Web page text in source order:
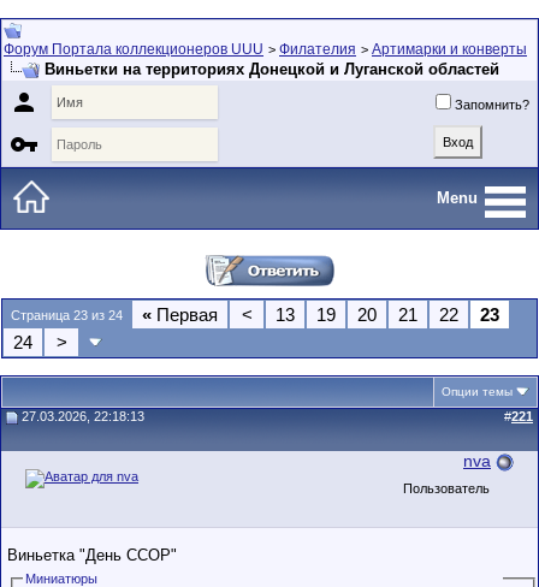
Форум Портала коллекционеров UUU > Филателия > Артимарки и конверты
Виньетки на территориях Донецкой и Луганской областей
 Запомнить?

Menu
Страница 23 из 24 « Первая < 13 19 20 21 22
23
24
>
Опции темы
27.03.2026, 22:18:13 #221
nva
Пользователь
Виньетка "День ССОР"
Миниатюры